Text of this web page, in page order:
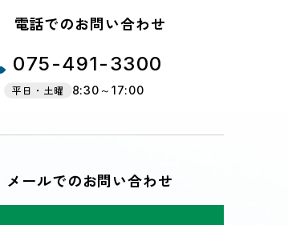
電話でのお問い合わせ
075-491-3300
平日・土曜 8:30～17:00
メールでのお問い合わせ